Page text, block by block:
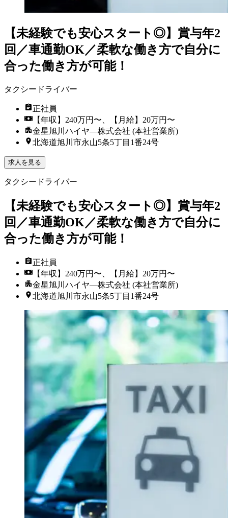
【未経験でも安心スタート◎】賞与年2
回／車通勤OK／柔軟な働き方で自分に
合った働き方が可能！
タクシードライバー
正社員
【年収】240万円〜、【月給】20万円〜
金星旭川ハイヤ―株式会社 (本社営業所)
北海道旭川市永山5条5丁目1番24号
求人を見る
タクシードライバー
【未経験でも安心スタート◎】賞与年2
回／車通勤OK／柔軟な働き方で自分に
合った働き方が可能！
正社員
【年収】240万円〜、【月給】20万円〜
金星旭川ハイヤ―株式会社 (本社営業所)
北海道旭川市永山5条5丁目1番24号